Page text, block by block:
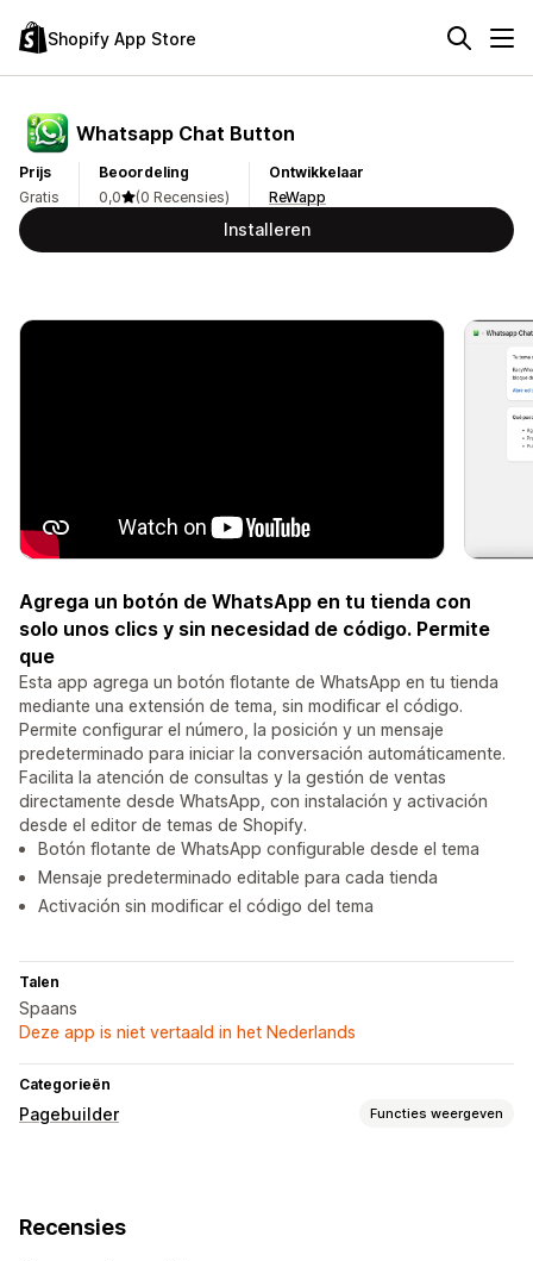
Shopify App Store
Whatsapp Chat Button
Prijs
Gratis
Beoordeling
0,0
(0 Recensies)
Ontwikkelaar
ReWapp
Installeren
Agrega un botón de WhatsApp en tu tienda con
solo unos clics y sin necesidad de código. Permite
que
Esta app agrega un botón flotante de WhatsApp en tu tienda
mediante una extensión de tema, sin modificar el código.
Permite configurar el número, la posición y un mensaje
predeterminado para iniciar la conversación automáticamente.
Facilita la atención de consultas y la gestión de ventas
directamente desde WhatsApp, con instalación y activación
desde el editor de temas de Shopify.
Botón flotante de WhatsApp configurable desde el tema
Mensaje predeterminado editable para cada tienda
Activación sin modificar el código del tema
Talen
Spaans
Deze app is niet vertaald in het Nederlands
Categorieën
Pagebuilder Functies weergeven
Recensies